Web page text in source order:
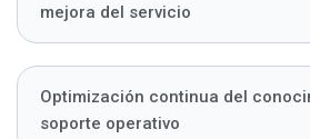
mejora del servicio
Optimización continua del
soporte operativo